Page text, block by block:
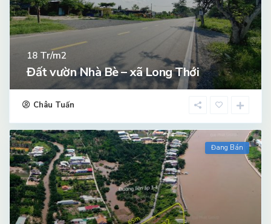
18 Tr/m2
Đất vườn Nhà Bè – xã Long Thới
Châu Tuấn
Đang Bán